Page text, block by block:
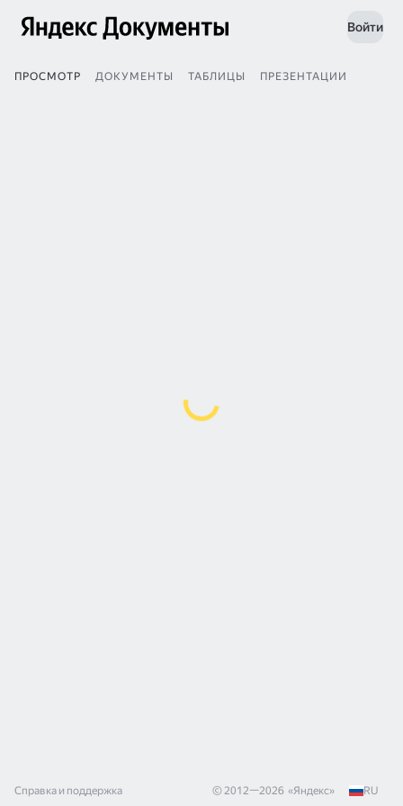
Войти
ПРОСМОТР ДОКУМЕНТЫ ТАБЛИЦЫ ПРЕЗЕНТАЦИИ
Справка и поддержка © 2012—2026 «Яндекс» RU